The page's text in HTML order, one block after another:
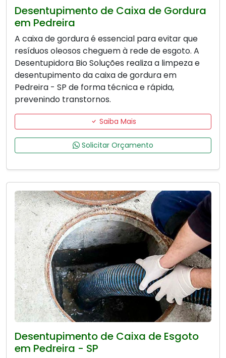
Desentupimento de Caixa de Gordura
em Pedreira
A caixa de gordura é essencial para evitar que
resíduos oleosos cheguem à rede de esgoto. A
Desentupidora Bio Soluções realiza a limpeza e
desentupimento da caixa de gordura em
Pedreira - SP de forma técnica e rápida,
prevenindo transtornos.
Saiba Mais
Solicitar Orçamento
Desentupimento de Caixa de Esgoto
em Pedreira - SP